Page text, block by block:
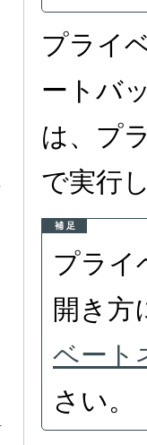
プライ
ートバ
は、プ
で実行
補 足
プライ
開き方
ベート
さい。